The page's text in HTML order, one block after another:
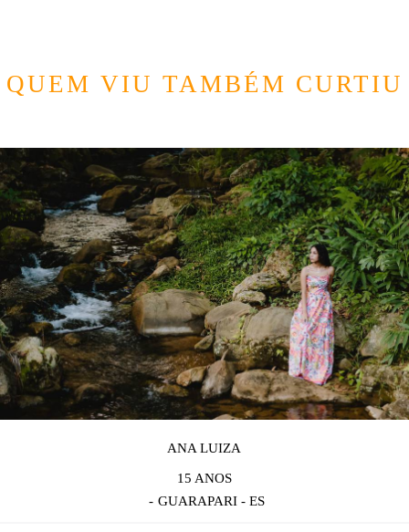
QUEM VIU TAMBÉM CURTIU
ANA LUIZA
15 ANOS
GUARAPARI - ES